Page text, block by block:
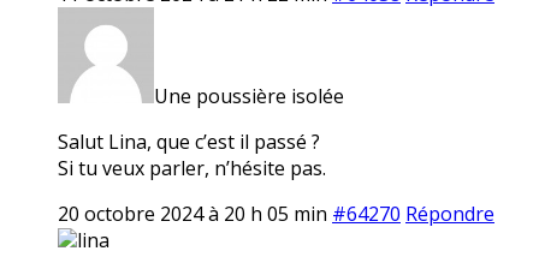
Une poussière isolée
Salut Lina, que c’est il passé ?
Si tu veux parler, n’hésite pas.
20 octobre 2024 à 20 h 05 min #64270 Répondre
lina